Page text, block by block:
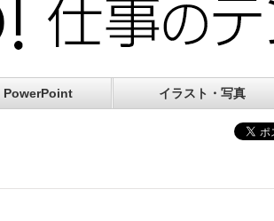
PowerPoint イラスト・写真